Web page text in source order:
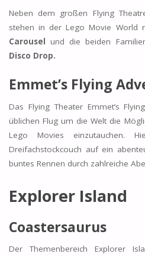
Neben dem großen Flying
stehen in der Lego Movie World
Carousel
und die beiden
Disco Drop.
Emmet’s Flying
Das Flying Theater Emmet’s
üblichen Flug um die Welt die
Lego Movies einzutauchen.
Dreifachstockcouch auf ein
buntes Rennen durch zahlreiche
Explorer Island
Coastersaurus
Der Themenbereich Explorer